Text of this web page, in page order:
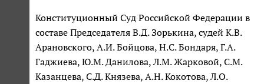
Конституционный Суд Российской Федерации в
составе Председателя В.Д. Зорькина, судей К.В.
Арановского, А.И. Бойцова, Н.С. Бондаря, Г.А.
Гаджиева, Ю.М. Данилова, Л.М. Жарковой, С.М.
Казанцева, С.Д. Князева, А.Н. Кокотова, Л.О.